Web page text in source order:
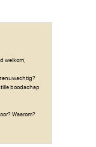
welkom',
boodschap
Waarom?